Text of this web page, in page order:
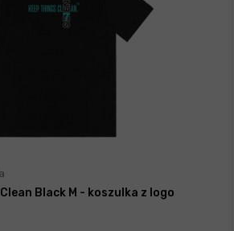
Black M - koszulka z logo